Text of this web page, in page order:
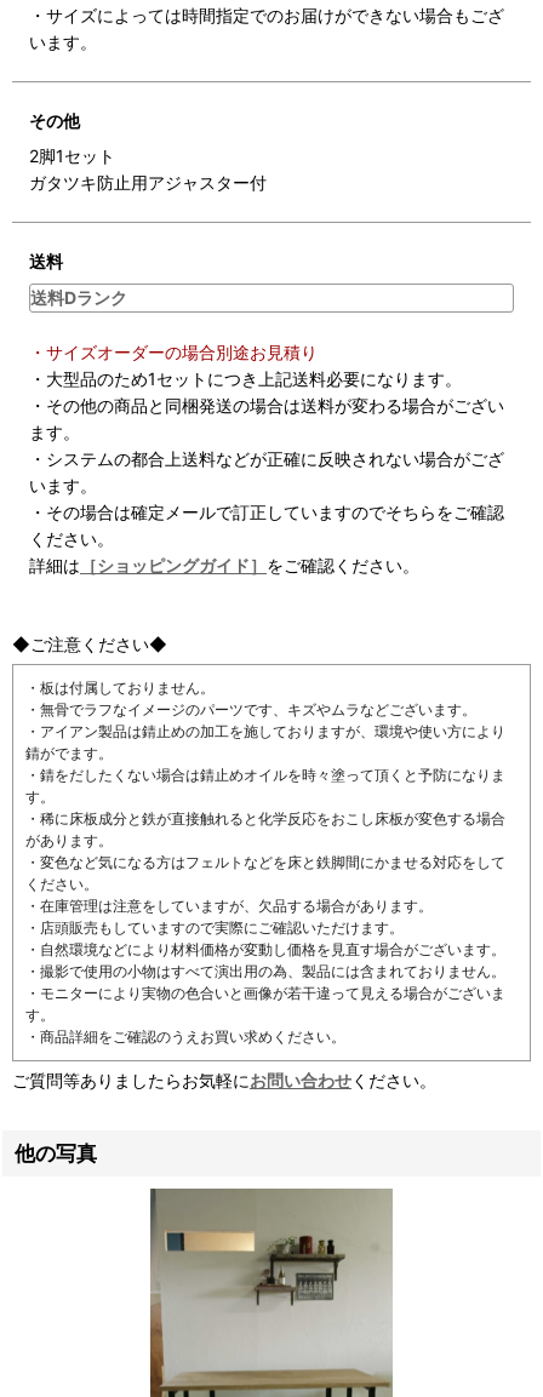
・サイズによっては時間指定でのお届けができない場合もござ
います。
その他
2脚1セット
ガタツキ防止用アジャスター付
送料
送料Dランク
・サイズオーダーの場合別途お見積り
・大型品のため1セットにつき上記送料必要になります。
・その他の商品と同梱発送の場合は送料が変わる場合がござい
ます。
・システムの都合上送料などが正確に反映されない場合がござ
います。
・その場合は確定メールで訂正していますのでそちらをご確認
ください。
詳細は ［ショッピングガイド］ をご確認ください。
◆ご注意ください◆
・板は付属しておりません。
・無骨でラフなイメージのパーツです、キズやムラなどございます。
・アイアン製品は錆止めの加工を施しておりますが、環境や使い方により
錆がでます。
・錆をだしたくない場合は錆止めオイルを時々塗って頂くと予防になりま
す。
・稀に床板成分と鉄が直接触れると化学反応をおこし床板が変色する場合
があります。
・変色など気になる方はフェルトなどを床と鉄脚間にかませる対応をして
ください。
・在庫管理は注意をしていますが、欠品する場合があります。
・店頭販売もしていますので実際にご確認いただけます。
・自然環境などにより材料価格が変動し価格を見直す場合がございます。
・撮影で使用の小物はすべて演出用の為、製品には含まれておりません。
・モニターにより実物の色合いと画像が若干違って見える場合がございま
す。
・商品詳細をご確認のうえお買い求めください。
ご質問等ありましたらお気軽にお問い合わせください。
他の写真